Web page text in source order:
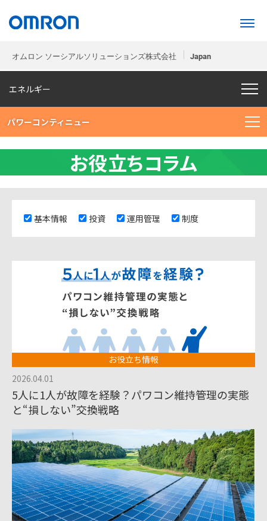
オムロン ソーシアルソリューションズ株式会社 Japan
エネルギー
パワーコンティニュー
お役立ちコラム
基本情報 投資 運用管理 制度
お役立ち情報
2026.04.01
5人に1人が故障を経験？パワコン維持管理の実態
と“損しない”交換戦略